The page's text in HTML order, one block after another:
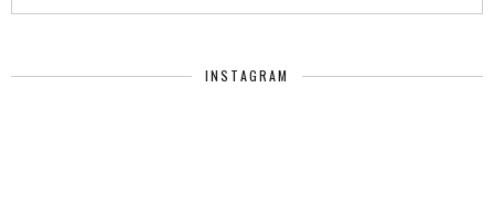
INSTAGRAM